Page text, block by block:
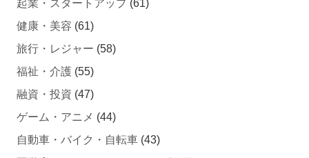
健康・美容 (61)
旅行・レジャー
福祉・介護(55)
融資・投資 (47)
ゲーム・アニメ
自動車・バイク・自転車
不動産クラウドファンディング